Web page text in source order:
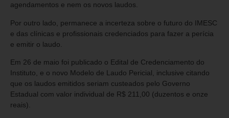
agendamentos e nem os novos laudos.
Por outro lado, permanece a incerteza sobre o futuro do IMESC
e das clínicas e profissionais credenciados para fazer a perícia
e emitir o laudo.
Em 26 de maio foi publicado o Edital de Credenciamento do
Instituto, e o novo Modelo de Laudo Pericial, inclusive citando
que os laudos emitidos seriam custeados pelo Governo
Estadual com valor individual de R$ 211,00 (duzentos e onze
reais).